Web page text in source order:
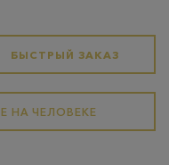
БЫСТРЫЙ ЗАКАЗ
НА ЧЕЛОВЕКЕ